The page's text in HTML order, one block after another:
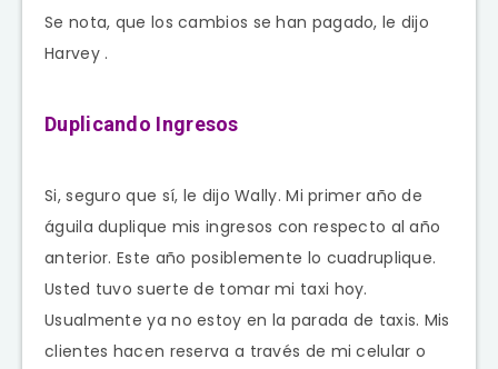
Se nota, que los cambios se han pagado, le dijo
Harvey .
Duplicando Ingresos
Si, seguro que sí, le dijo Wally. Mi primer año de
águila duplique mis ingresos con respecto al año
anterior. Este año posiblemente lo cuadruplique.
Usted tuvo suerte de tomar mi taxi hoy.
Usualmente ya no estoy en la parada de taxis. Mis
clientes hacen reserva a través de mi celular o